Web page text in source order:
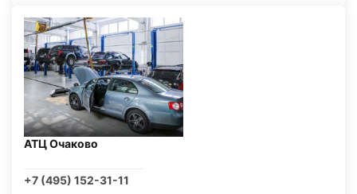
АТЦ Очаково
+7 (495) 152-31-11